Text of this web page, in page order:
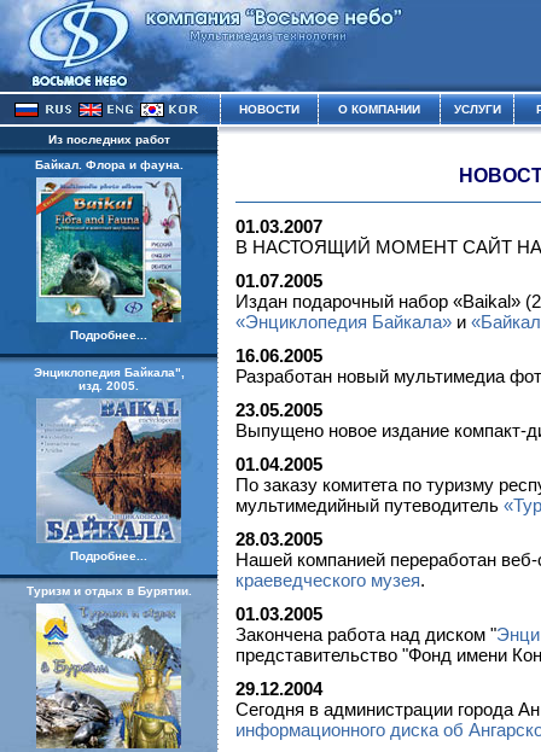
НОВОСТИ О КОМПАНИИ УСЛУГИ
Из последних работ
Байкал. Флора и фауна.
Подробнее...
Энциклопедия Байкала",
изд. 2005.
Подробнее...
Туризм и отдых в Бурятии.
01.03.2007
В НАСТОЯЩИЙ МОМЕНТ САЙТ
01.07.2005
Издан подарочный набор «Baikal»
«Энциклопедия Байкала» и
16.06.2005
Разработан новый мультимедиа
23.05.2005
Выпущено новое издание компакт-
01.04.2005
По заказу комитета по туризму
мультимедийный путеводитель
28.03.2005
Нашей компанией переработан
краеведческого музея.
01.03.2005
Закончена работа над диском "
представительство "Фонд имени
29.12.2004
Сегодня в администрации города
информационного диска об